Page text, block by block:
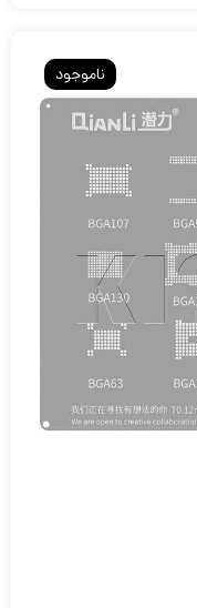
ناموجود